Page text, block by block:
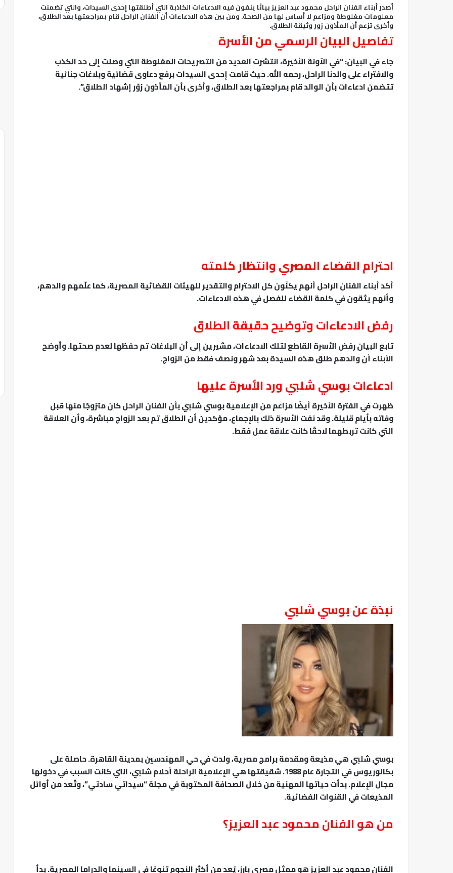
أصدر أبناء الفنان الراحل محمود عبد العزيز بيانًا ينفون فيه الادعاءات الكاذبة التي أطلقتها إحدى السيدات، والتي تضمنت
معلومات مغلوطة ومزاعم لا أساس لها من الصحة. ومن بين هذه الادعاءات أن الفنان الراحل قام بمراجعتها بعد الطلاق،
وأخرى تزعم أن المأذون زور وثيقة الطلاق.
تفاصيل البيان الرسمي من الأسرة
جاء في البيان: “في الآونة الأخيرة، انتشرت العديد من التصريحات المغلوطة التي وصلت إلى حد الكذب
والافتراء على والدنا الراحل، رحمه الله. حيث قامت إحدى السيدات برفع دعاوى قضائية وبلاغات جنائية
تتضمن ادعاءات بأن الوالد قام بمراجعتها بعد الطلاق، وأخرى بأن المأذون زوّر إشهاد الطلاق”.
احترام القضاء المصري وانتظار كلمته
أكد أبناء الفنان الراحل أنهم يكنّون كل الاحترام والتقدير للهيئات القضائية المصرية، كما علّمهم والدهم،
وأنهم يثقون في كلمة القضاء للفصل في هذه الادعاءات.
رفض الادعاءات وتوضيح حقيقة الطلاق
تابع البيان رفض الأسرة القاطع لتلك الادعاءات، مشيرين إلى أن البلاغات تم حفظها لعدم صحتها. وأوضح
الأبناء أن والدهم طلق هذه السيدة بعد شهر ونصف فقط من الزواج.
ادعاءات بوسي شلبي ورد الأسرة عليها
ظهرت في الفترة الأخيرة أيضًا مزاعم من الإعلامية بوسي شلبي بأن الفنان الراحل كان متزوجًا منها قبل
وفاته بأيام قليلة. وقد نفت الأسرة ذلك بالإجماع، مؤكدين أن الطلاق تم بعد الزواج مباشرة، وأن العلاقة
التي كانت تربطهما لاحقًا كانت علاقة عمل فقط.
نبذة عن بوسي شلبي
بوسي شلبي هي مذيعة ومقدمة برامج مصرية، ولدت في حي المهندسين بمدينة القاهرة. حاصلة على
بكالوريوس في التجارة عام 1988. شقيقتها هي الإعلامية الراحلة أحلام شلبي، التي كانت السبب في دخولها
مجال الإعلام. بدأت حياتها المهنية من خلال الصحافة المكتوبة في مجلة “سيداتي سادتي”، وتُعد من أوائل
المذيعات في القنوات الفضائية.
من هو الفنان محمود عبد العزيز؟
الفنان محمود عبد العزيز هو ممثل مصري بارز، يُعد من أكثر النجوم تنوعًا في السينما والدراما المصرية. بدأ